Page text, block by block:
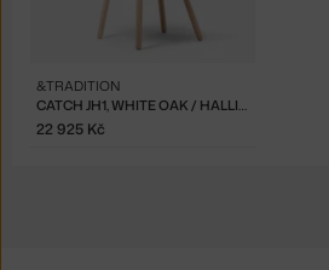
CATCH JH1, WHITE OAK / HALLINGDAL 130
&TRADITION
22 925 Kč